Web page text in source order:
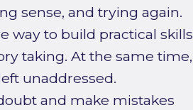
sense, and trying again.
way to build practical skills
taking. At the same time,
unaddressed.
and make mistakes